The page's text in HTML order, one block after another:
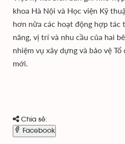
khoa Hà Nội và Học viện Kỹ
hơn nữa các hoạt động hợp
năng, vị trí và nhu cầu của hai
nhiệm vụ xây dựng và bảo vệ
mới.
Chia sẻ:
Facebook